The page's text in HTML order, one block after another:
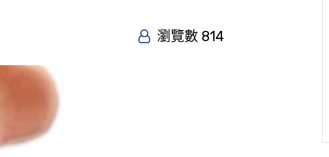
瀏覽數 814